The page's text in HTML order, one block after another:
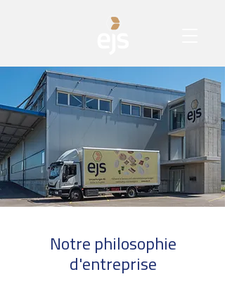
Notre philosophie
d'entreprise